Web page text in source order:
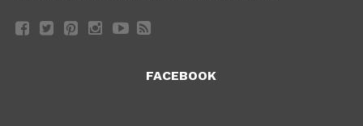
FACEBOOK